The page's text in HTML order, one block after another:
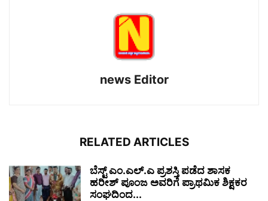
news Editor
RELATED ARTICLES
ಬೆಸ್ಟ್ ಎಂ.ಎಲ್.ಎ ಪ್ರಶಸ್ತಿ ಪಡೆದ ಶಾಸಕ
ಹರೀಶ್ ಪೂಂಜ ಅವರಿಗೆ ಪ್ರಾಥಮಿಕ ಶಿಕ್ಷಕರ
ಸಂಘದಿಂದ...